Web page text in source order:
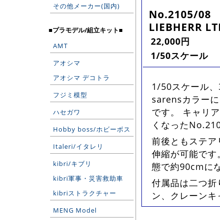
その他メーカー(国内)
■プラモデル/組立キット■
AMT
アオシマ
アオシマ デコトラ
フジミ模型
ハセガワ
Hobby boss/ホビーボス
Italeri/イタレリ
kibri/キブリ
kibri軍事・災害救助車
kibriストラクチャー
MENG Model
No.2105/08
LIEBHERR
22,000円
1/50スケール
1/50スケール
sarensカラー
です。 キャリ
くなった
前後ともステ
伸縮が可能で
態で約90cmに
付属品は二つ
ン、クレーン